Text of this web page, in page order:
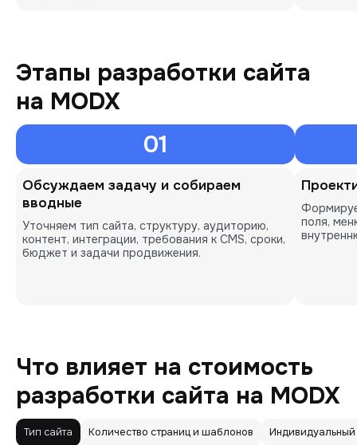
Этапы разработки сайта
на MODX
01
Обсуждаем задачу и собираем
вводные
Уточняем тип сайта, структуру, аудиторию,
контент, интеграции, требования к CMS, сроки,
бюджет и задачи продвижения.
поля,
Что влияет на стоимость
разработки сайта на MODX
Тип сайта Количество страниц и шаблонов Индивидуальный